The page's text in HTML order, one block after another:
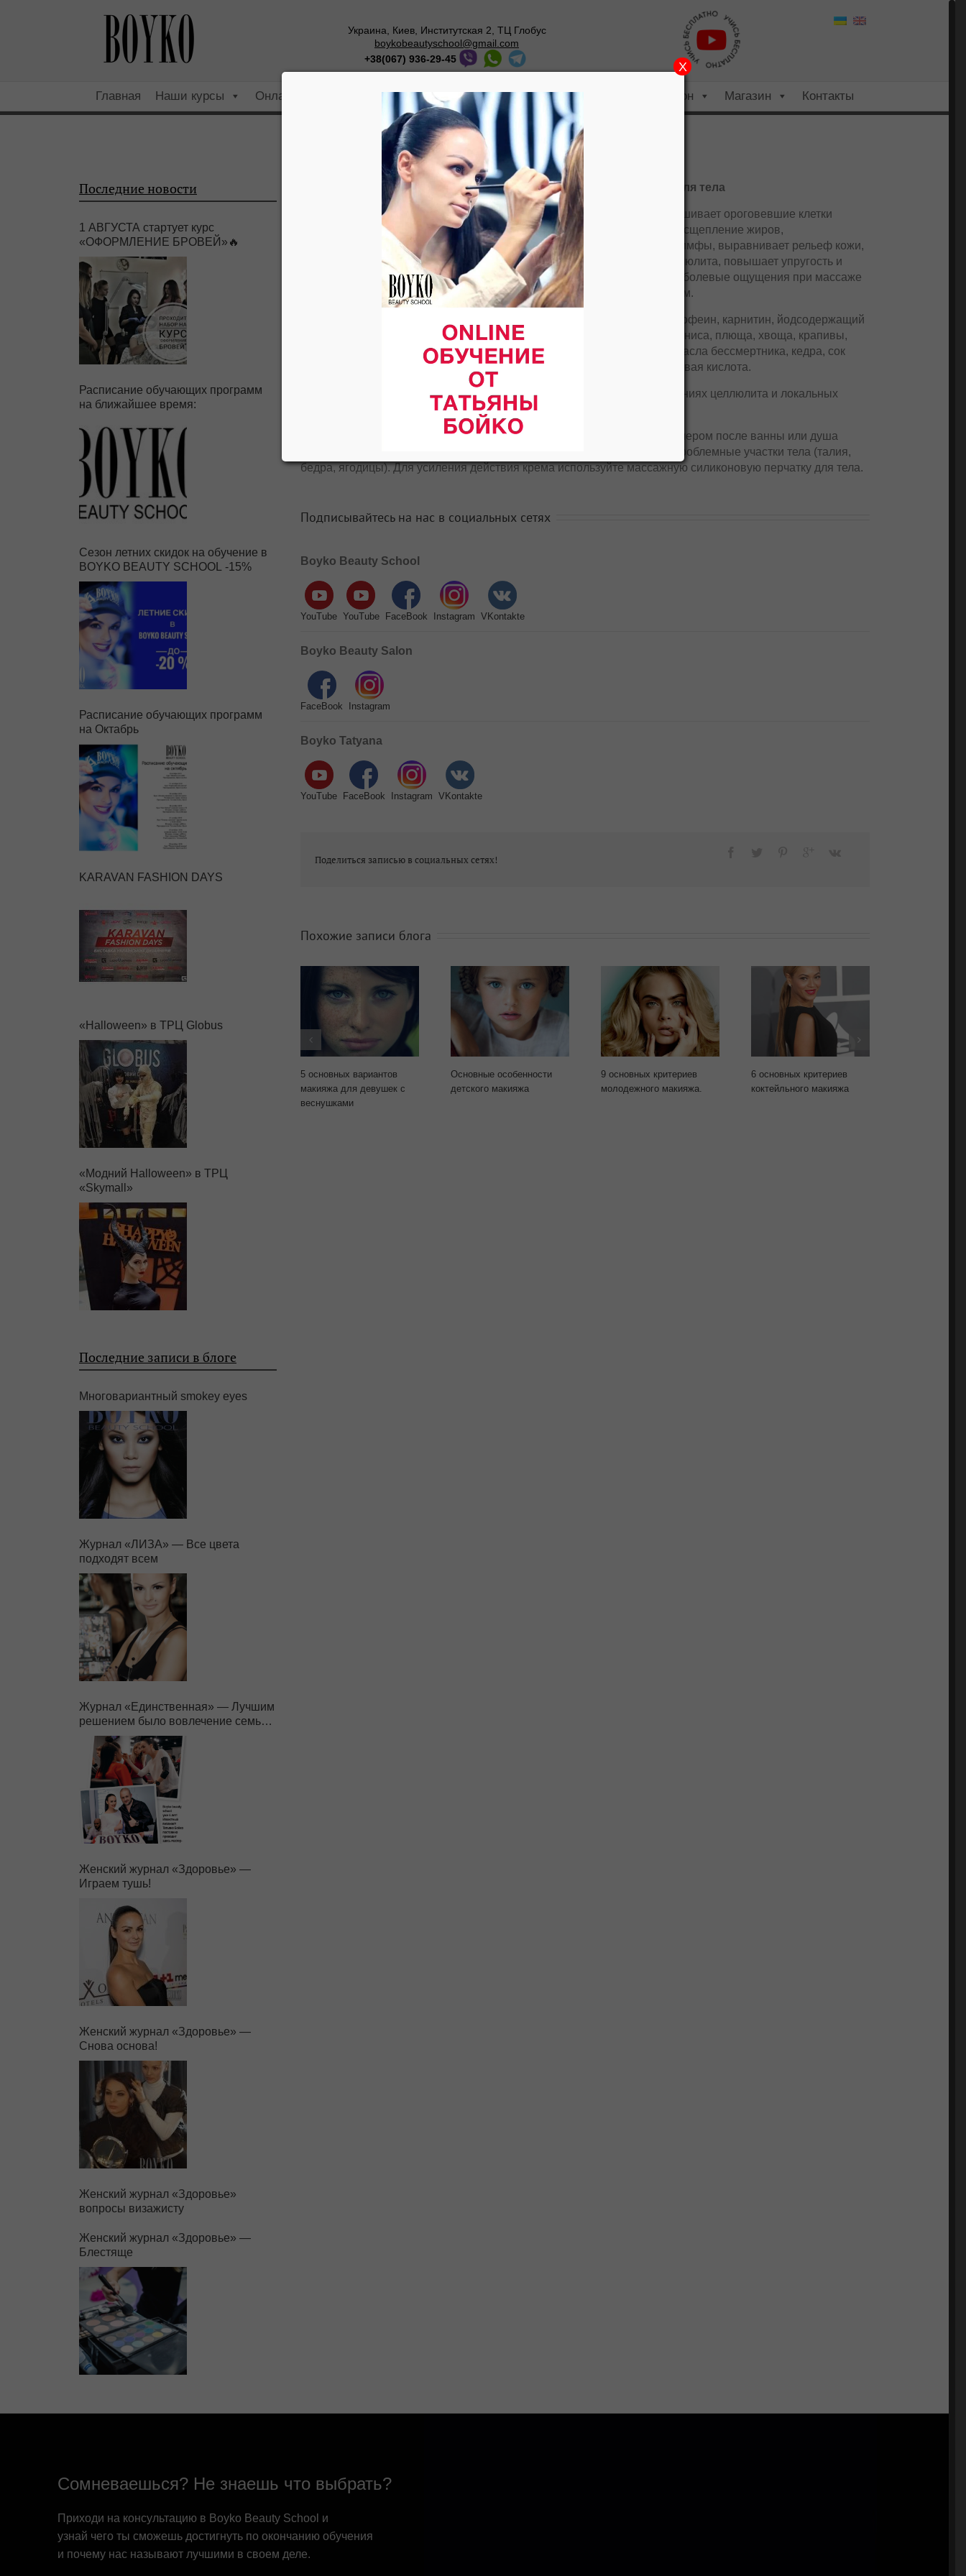
Украина, Киев, Институтская 2, ТЦ Глобус
boykobeautyschool@gmail.com
+38(067) 936-29-45
Главная Наши курсы Онлайн Мастер-классы О школе Галерея Салон Магазин Контакты
Crème Anti-C
Антицеллюлитный крем для тела
Действие:
Бережно отшелушивает ороговевшие клетки
эпидермиса, стимулирует расщепление жиров,
микроциркуляцию крови и лимфы, выравнивает рельеф кожи,
уменьшает проявления целлюлита, повышает упругость и
эластичность кожи, снижает болевые ощущения при массаже
зон, поражённых целлюлитом.
Кофеин, карнитин, йодсодержащий
комплекс, экстракты ююба, аниса, плюща, хвоща, крапивы,
берёзовой коры, эфирные масла бессмертника, кедра, сок
чёрного камарина, салициловая кислота.
Рекомендуется при проявлениях целлюлита и локальных
жировых отложениях.
Утром или вечером после ванны или душа
нанесите массажными движениями небольшое количество крема на проблемные участки тела (талия,
бедра, ягодицы). Для усиления действия крема используйте массажную силиконовую перчатку для тела.
Подписывайтесь на нас в социальных сетях
Boyko Beauty School
YouTube YouTube FaceBook Instagram VKontakte
Boyko Beauty Salon
FaceBook Instagram
Boyko Tatyana
YouTube FaceBook Instagram VKontakte
Поделиться записью в социальных сетях!
Похожие записи блога
5 основных вариантов
макияжа для девушек с
веснушками
Основные особенности
детского макияжа
9 основных критериев
молодежного макияжа.
6 основных критериев
коктейльного макияжа
Последние новости
1 АВГУСТА стартует курс
«ОФОРМЛЕНИЕ БРОВЕЙ»🔥
Расписание обучающих программ
на ближайшее время:
Сезон летних скидок на обучение в
BOYKO BEAUTY SCHOOL -15%
Расписание обучающих программ
на Октабрь
KARAVAN FASHION DAYS
«Halloween» в ТРЦ Globus
«Модний Halloween» в ТРЦ
«Skymall»
Последние записи в блоге
Многовариантный smokey eyes
Журнал «ЛИЗА» — Все цвета
подходят всем
Журнал «Единственная» — Лучшим
решением было вовлечение семьи в
бизнес.
Женский журнал «Здоровье» —
Играем тушь!
Женский журнал «Здоровье» —
Снова основа!
Женский журнал «Здоровье»
вопросы визажисту
Женский журнал «Здоровье» —
Блестяще
Сомневаешься? Не знаешь что выбрать?
Приходи на консультацию в Boyko Beauty School и
узнай чего ты сможешь достигнуть по окончанию обучения
и почему нас называют лучшими в своем деле.
X